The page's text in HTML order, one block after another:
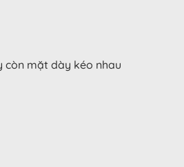
còn mặt dày kéo nhau